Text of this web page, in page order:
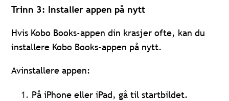
Trinn 3: Installer appen på nytt
Hvis Kobo Books-appen din krasjer ofte, kan du
installere Kobo Books-appen på nytt.
Avinstallere appen:
På iPhone eller iPad, gå til startbildet.